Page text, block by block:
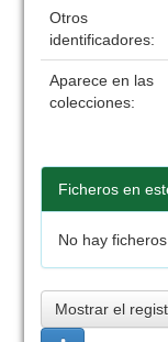
Otros
identificadores:
Aparece en las
colecciones:
Ficheros en
No hay
Mostrar el